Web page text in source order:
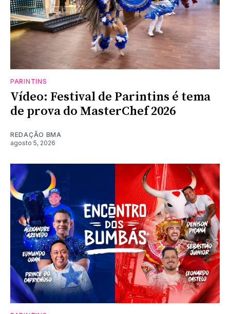
PARINTINS
Vídeo: Festival de Parintins é tema
de prova do MasterChef 2026
REDAÇÃO BMA
agosto 5, 2026